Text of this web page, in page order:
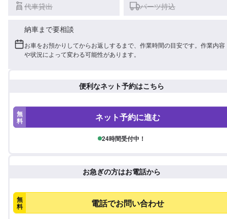
代車貸出 パーツ持込
納車まで要相談
お車をお預かりしてからお返しするまで、作業時間の目安です。作業内容
や状況によって変わる可能性があります。
便利なネット予約はこちら
無
料 ネット予約に進む
24時間受付中！
お急ぎの方はお電話から
無
料 電話でお問い合わせ